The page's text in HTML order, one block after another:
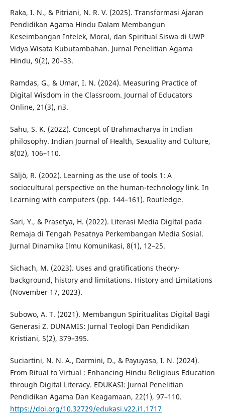
Raka, I. N., & Pitriani, N. R. V. (2025). Transformasi Ajaran
Pendidikan Agama Hindu Dalam Membangun
Keseimbangan Intelek, Moral, dan Spiritual Siswa di UWP
Vidya Wisata Kubutambahan. Jurnal Penelitian Agama
Hindu, 9(2), 20–33.
Ramdas, G., & Umar, I. N. (2024). Measuring Practice of
Digital Wisdom in the Classroom. Journal of Educators
Online, 21(3), n3.
Sahu, S. K. (2022). Concept of Brahmacharya in Indian
philosophy. Indian Journal of Health, Sexuality and Culture,
8(02), 106–110.
Säljö, R. (2002). Learning as the use of tools 1: A
sociocultural perspective on the human-technology link. In
Learning with computers (pp. 144–161). Routledge.
Sari, Y., & Prasetya, H. (2022). Literasi Media Digital pada
Remaja di Tengah Pesatnya Perkembangan Media Sosial.
Jurnal Dinamika Ilmu Komunikasi, 8(1), 12–25.
Sichach, M. (2023). Uses and gratifications theory-
background, history and limitations. History and Limitations
(November 17, 2023).
Subowo, A. T. (2021). Membangun Spiritualitas Digital Bagi
Generasi Z. DUNAMIS: Jurnal Teologi Dan Pendidikan
Kristiani, 5(2), 379–395.
Suciartini, N. N. A., Darmini, D., & Payuyasa, I. N. (2024).
From Ritual to Virtual : Enhancing Hindu Religious Education
through Digital Literacy. EDUKASI: Jurnal Penelitian
Pendidikan Agama Dan Keagamaan, 22(1), 97–110.
https://doi.org/10.32729/edukasi.v22.i1.1717